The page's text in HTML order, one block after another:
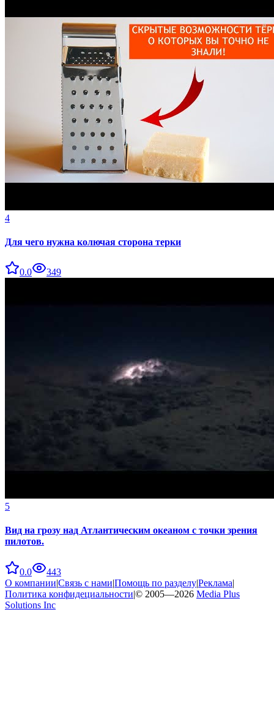
4
Для чего нужна колючая сторона терки
0.0 349
5
Вид на грозу над Атлантическим океаном с точки зрения
пилотов.
0.0
443
О компании|Связь с нами|Помощь по разделу|Реклама|
Политика конфидециальности|© 2005—2026 Media Plus
Solutions Inc